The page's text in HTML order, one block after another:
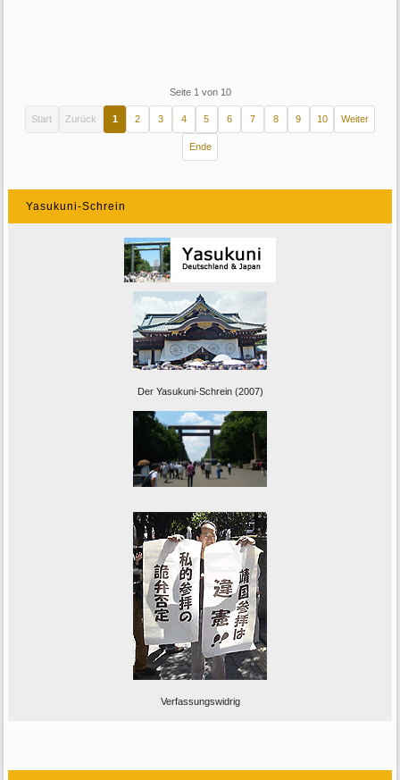
Seite 1 von 10
Start Zurück 1 2 3 4 5 6 7 8 9 10 Weiter
Ende
Yasukuni-Schrein
Der Yasukuni-Schrein (2007)
Verfassungswidrig